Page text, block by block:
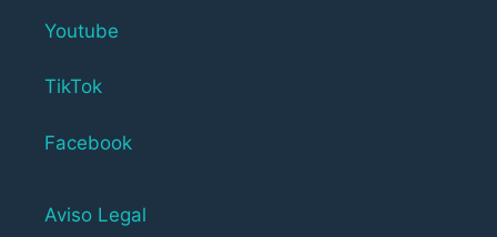
Youtube
TikTok
Facebook
Aviso Legal